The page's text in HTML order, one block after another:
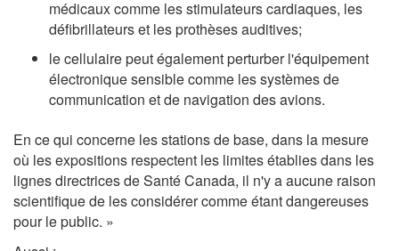
médicaux comme les stimulateurs cardiaques, les
défibrillateurs et les prothèses auditives;
le cellulaire peut également perturber l'équipement
électronique sensible comme les systèmes de
communication et de navigation des avions.
En ce qui concerne les stations de base, dans la mesure
où les expositions respectent les limites établies dans les
lignes directrices de Santé Canada, il n'y a aucune raison
scientifique de les considérer comme étant dangereuses
pour le public. »